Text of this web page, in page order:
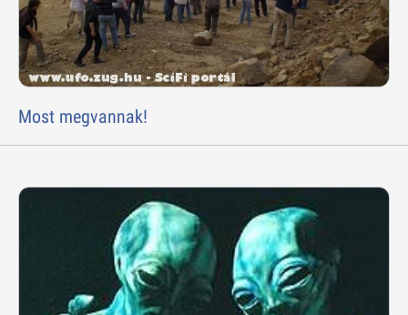
Most megvannak!